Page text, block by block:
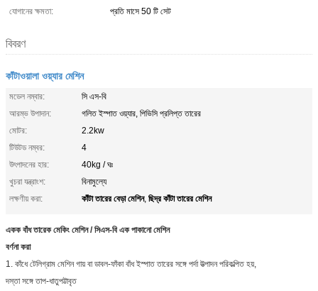
যোগানের ক্ষমতা:
প্রতি মাসে 50 টি সেট
বিবরণ
কাঁটাওয়ালা ওয়্যার মেশিন
মডেল নম্বার:
সি এস-বি
আরম্ভ উপাদান:
গলিত ইস্পাত ওয়্যার, পিভিসি প্রলিপ্ত তারের
মোটর:
2.2kw
টিউটড নম্বর:
4
উৎপাদনের হার:
40kg / ঘঃ
খুচরা যন্ত্রাংশ:
বিনামুল্যে
লক্ষণীয় করা:
কাঁটা তারের বেড়া মেশিন, ছিদ্র কাঁটা তারের মেশিন
একক বাঁধ তারেক মেকিং মেশিন / সিএস-বি এক পাকানো মেশিন
বর্ণনা করা
1. কাঁধে টেলিগ্রাম মেশিন গায় বা ডাবল-ফাঁকা বাঁধ ইস্পাত তারের সঙ্গে পর্দা উত্পাদন পরিকল্পিত হয়,
দস্তা সঙ্গে তাপ-ধাতুপট্টাবৃত